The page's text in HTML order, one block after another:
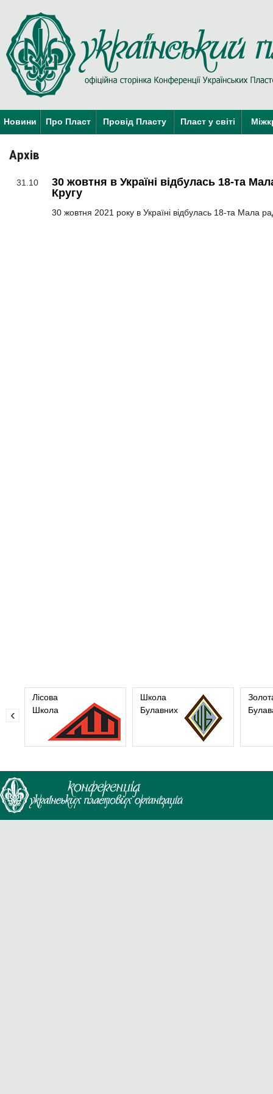
Новини Про Пласт Провід Пласту Пласт у світі
Архів
31.10
30 жовтня в Україні відбулась 18-та
Кругу
30 жовтня 2021 року в Україні відбулась 18-та Мала
Лісова
Школа
Школа
Булавних
‹